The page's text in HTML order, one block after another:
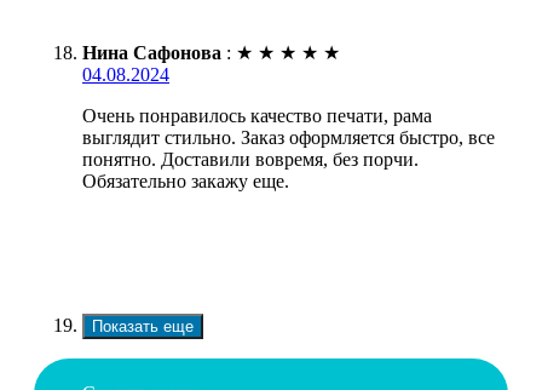
Нина Сафонова : ★ ★ ★ ★ ★
04.08.2024
Очень понравилось качество печати, рама
выглядит стильно. Заказ оформляется быстро, все
понятно. Доставили вовремя, без порчи.
Обязательно закажу еще.
Показать еще